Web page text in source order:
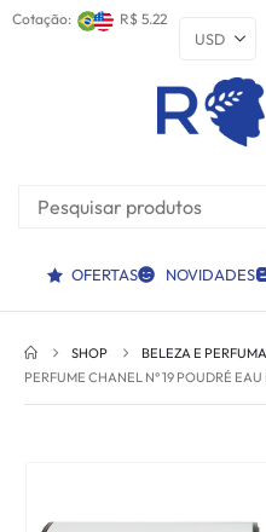
Cotação: R$ 5.22
OFERTAS NOVIDADES
SHOP BELEZA E
PERFUME CHANEL N° 19 POUDRÉ